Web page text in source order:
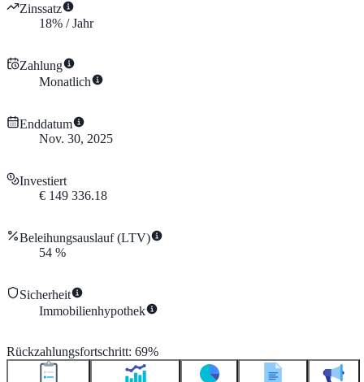
Zinssatz
18% /Jahr
Zahlung
Monatlich
Enddatum
Nov. 30, 2025
Investiert
€ 149 336.18
Beleihungsauslauf (LTV)
54 %
Sicherheit
Immobilienhypothek
Rückzahlungsfortschritt: 69%